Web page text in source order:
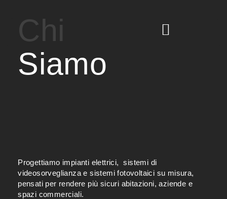
Chi
Siamo
Progettiamo impianti elettrici, sistemi di
videosorveglianza e sistemi fotovoltaici su misura,
pensati per rendere più sicuri abitazioni, aziende e
spazi commerciali.